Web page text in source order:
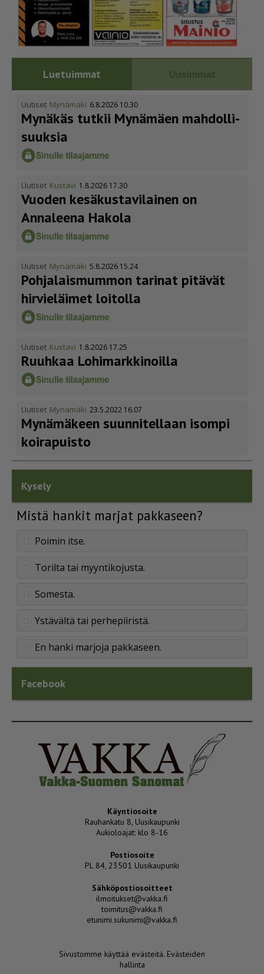
Luetuimmat Uusimmat
Uutiset Mynämäki 6.8.2026 10.30
Mynäkäs tutkii Mynämäen mahdol­li­
suuksia
Uutiset Kustavi 1.8.2026 17.30
Vuoden kesäkus­ta­vi­lainen on
Annaleena Hakola
Uutiset Mynämäki 5.8.2026 15.24
Pohja­lais­mummon tarinat pitävät
hirvieläimet loitolla
Uutiset Kustavi 1.8.2026 17.25
Ruuhkaa Lohimark­ki­noilla
Uutiset Mynämäki 23.5.2022 16.07
Mynämäkeen suunnitellaan isompi
koirapuisto
Kysely
Mistä hankit marjat pakkaseen?
Poimin itse.
Torilta tai myyntikojusta.
Somesta.
Ystävältä tai perhepiiristä.
En hanki marjoja pakkaseen.
Facebook
Käyntiosoite
Rauhankatu 8, Uusikaupunki
Aukioloajat: klo 8-16
Postiosoite
PL 84, 23501 Uusikaupunki
Sähköpostiosoitteet
ilmoitukset@vakka.fi
toimitus@vakka.fi
etunimi.sukunimi@vakka.fi
Sivustomme käyttää evästeitä. Evästeiden
hallinta